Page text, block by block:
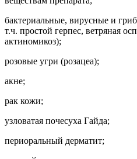
бактериальные, вирусные и
т.ч. простой герпес, ветряная
актиномикоз);
розовые угри (розацеа);
акне;
рак кожи;
узловатая почесуха Гайда;
периоральный дерматит;